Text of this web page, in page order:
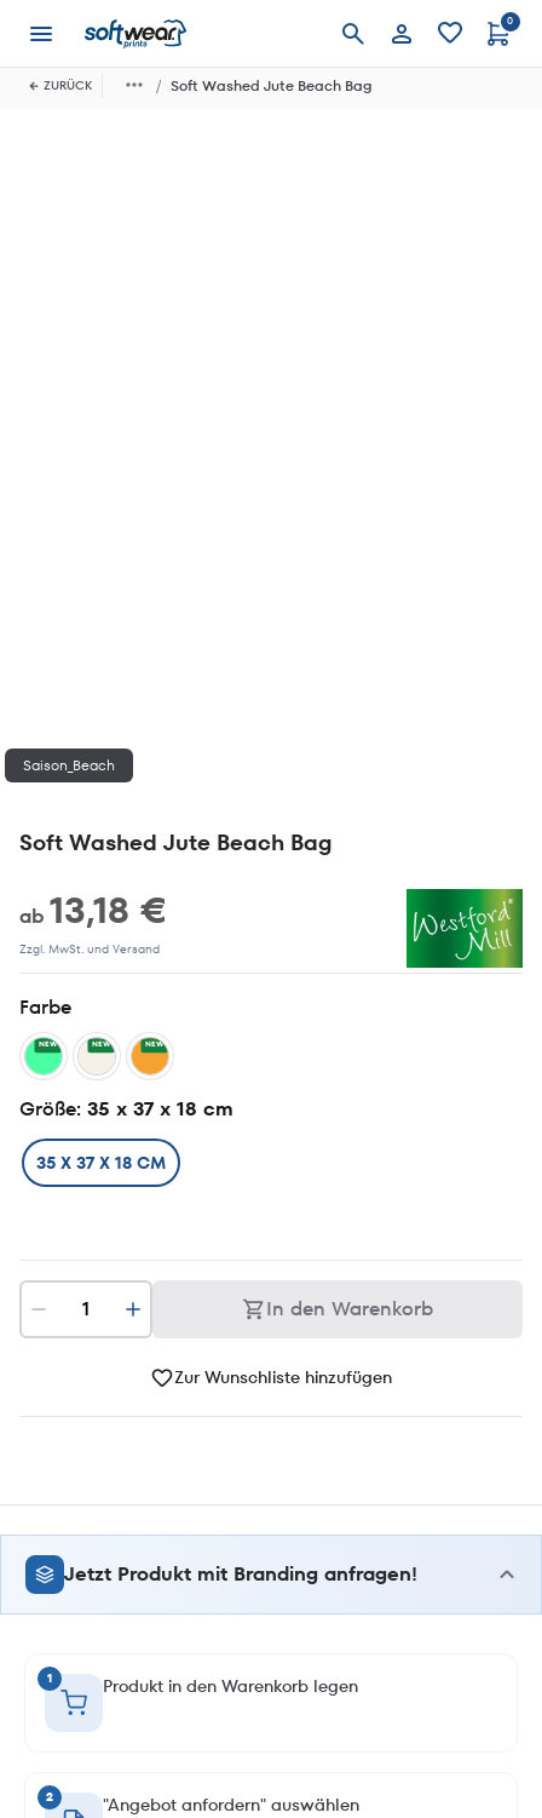
Anmelden
0
ZURÜCK Soft Washed Jute Beach Bag
Saison_Beach
Soft Washed Jute Beach Bag
ab 13,18 €
Zzgl. MwSt. und Versand
Farbe
NEW NEW NEW
Größe: 35 x 37 x 18 cm
35 X 37 X 18 CM
In den Warenkorb
Zur Wunschliste hinzufügen
Jetzt Produkt mit Branding anfragen!
1 Produkt in den Warenkorb legen
2 "Angebot anfordern" auswählen